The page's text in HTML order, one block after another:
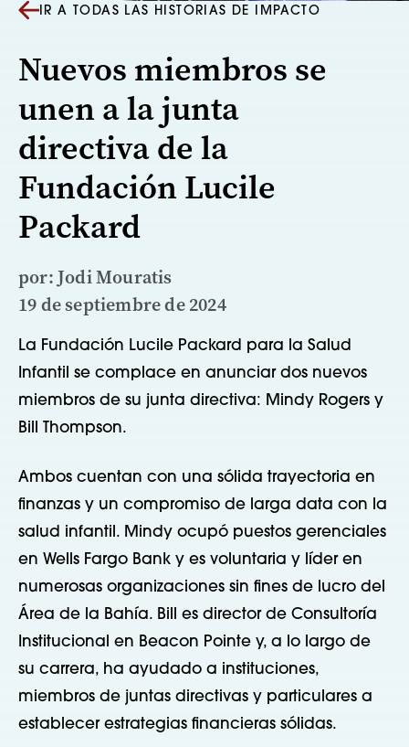
IR A TODAS LAS HISTORIAS DE IMPACTO
Nuevos miembros se
unen a la junta
directiva de la
Fundación Lucile
Packard
por: Jodi Mouratis
19 de septiembre de 2024
La Fundación Lucile Packard para la Salud
Infantil se complace en anunciar dos nuevos
miembros de su junta directiva: Mindy Rogers y
Bill Thompson.
Ambos cuentan con una sólida trayectoria en
finanzas y un compromiso de larga data con la
salud infantil. Mindy ocupó puestos gerenciales
en Wells Fargo Bank y es voluntaria y líder en
numerosas organizaciones sin fines de lucro del
Área de la Bahía. Bill es director de Consultoría
Institucional en Beacon Pointe y, a lo largo de
su carrera, ha ayudado a instituciones,
miembros de juntas directivas y particulares a
establecer estrategias financieras sólidas.